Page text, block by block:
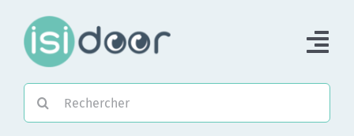
contenu